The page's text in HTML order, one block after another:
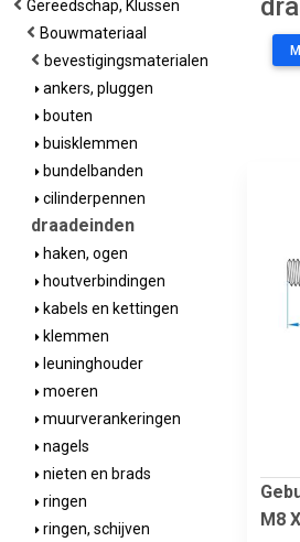
Gereedschap, Klussen
Bouwmateriaal
bevestigingsmaterialen
ankers, pluggen
bouten
buisklemmen
bundelbanden
cilinderpennen
draadeinden
haken, ogen
houtverbindingen
kabels en kettingen
klemmen
leuninghouder
moeren
muurverankeringen
nagels
nieten en brads
ringen
ringen, schijven
M8